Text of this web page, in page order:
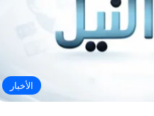
الأخبار